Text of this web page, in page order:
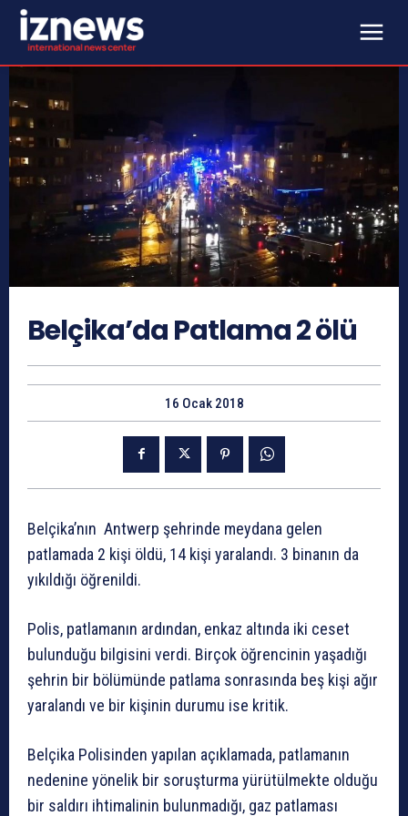
Belçika’da Patlama 2 ölü
16 Ocak 2018
Belçika’nın Antwerp şehrinde meydana gelen
patlamada 2 kişi öldü, 14 kişi yaralandı. 3 binanın da
yıkıldığı öğrenildi.
Polis, patlamanın ardından, enkaz altında iki ceset
bulunduğu bilgisini verdi. Birçok öğrencinin yaşadığı
şehrin bir bölümünde patlama sonrasında beş kişi ağır
yaralandı ve bir kişinin durumu ise kritik.
Belçika Polisinden yapılan açıklamada, patlamanın
nedenine yönelik bir soruşturma yürütülmekte olduğu
bir saldırı ihtimalinin bulunmadığı, gaz patlaması